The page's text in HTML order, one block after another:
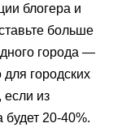
блогера и
больше
города —
для городских
если из
будет 20-40%.